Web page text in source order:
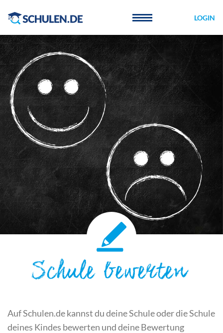
LOGIN
Schule bewerten
Auf Schulen.de kannst du deine Schule oder die Schule
deines Kindes bewerten und deine Bewertung